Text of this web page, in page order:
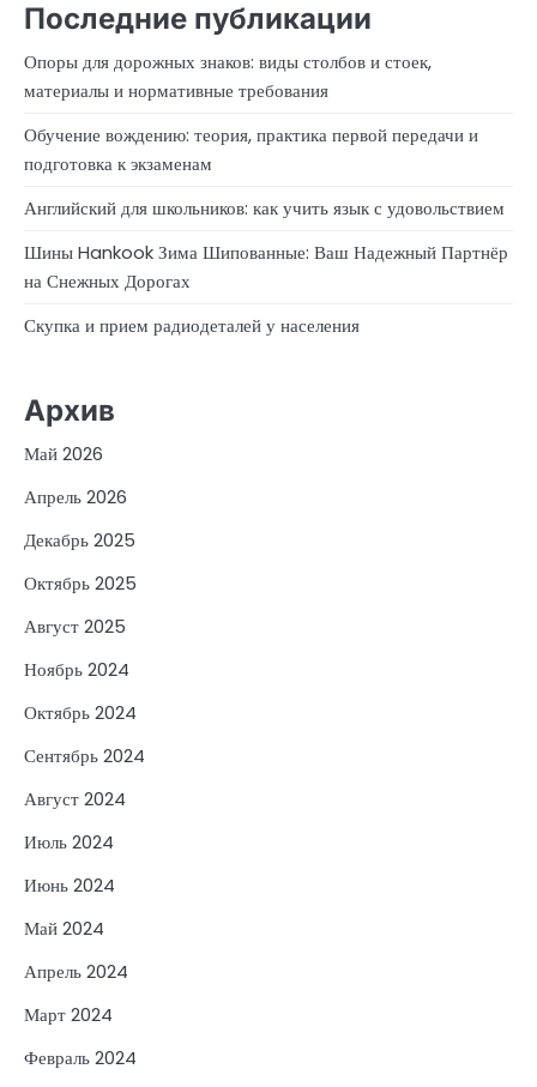
Последние публикации
Опоры для дорожных знаков: виды столбов и стоек,
материалы и нормативные требования
Обучение вождению: теория, практика первой передачи и
подготовка к экзаменам
Английский для школьников: как учить язык с удовольствием
Шины Hankook Зима Шипованные: Ваш Надежный Партнёр
на Снежных Дорогах
Скупка и прием радиодеталей у населения
Архив
Май 2026
Апрель 2026
Декабрь 2025
Октябрь 2025
Август 2025
Ноябрь 2024
Октябрь 2024
Сентябрь 2024
Август 2024
Июль 2024
Июнь 2024
Май 2024
Апрель 2024
Март 2024
Февраль 2024